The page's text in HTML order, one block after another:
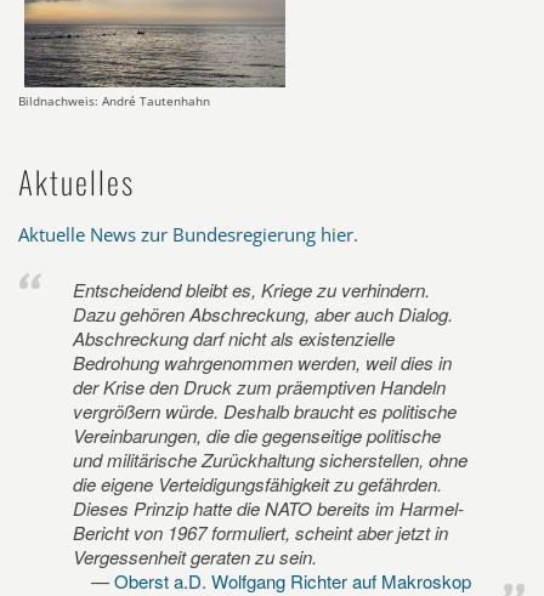
Bildnachweis: André Tautenhahn
Aktuelles
Aktuelle News zur Bundesregierung hier.
Entscheidend bleibt es, Kriege zu verhindern.
Dazu gehören Abschreckung, aber auch Dialog.
Abschreckung darf nicht als existenzielle
Bedrohung wahrgenommen werden, weil dies in
der Krise den Druck zum präemptiven Handeln
vergrößern würde. Deshalb braucht es politische
Vereinbarungen, die die gegenseitige politische
und militärische Zurückhaltung sicherstellen, ohne
die eigene Verteidigungsfähigkeit zu gefährden.
Dieses Prinzip hatte die NATO bereits im Harmel-
Bericht von 1967 formuliert, scheint aber jetzt in
Vergessenheit geraten zu sein.
Oberst a.D. Wolfgang Richter auf Makroskop